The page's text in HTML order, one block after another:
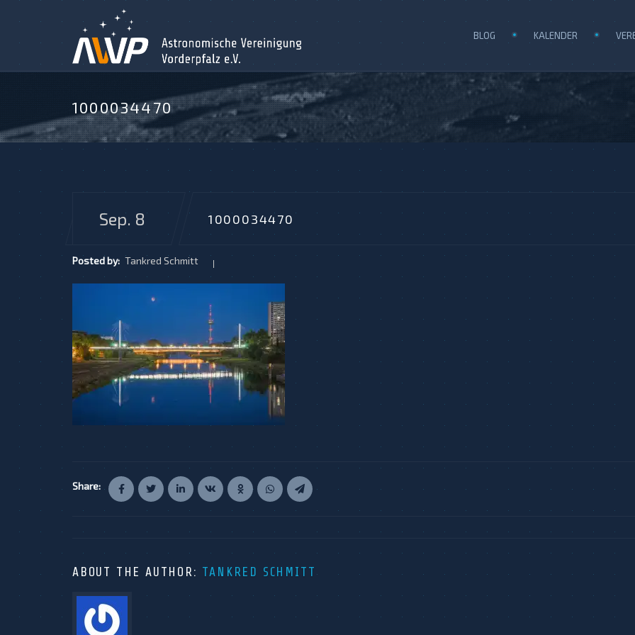
BLOG KALENDER
1000034470
Sep. 8 1000034470
Posted by: Tankred Schmitt
Share:
ABOUT THE AUTHOR: TANKRED SCHMITT